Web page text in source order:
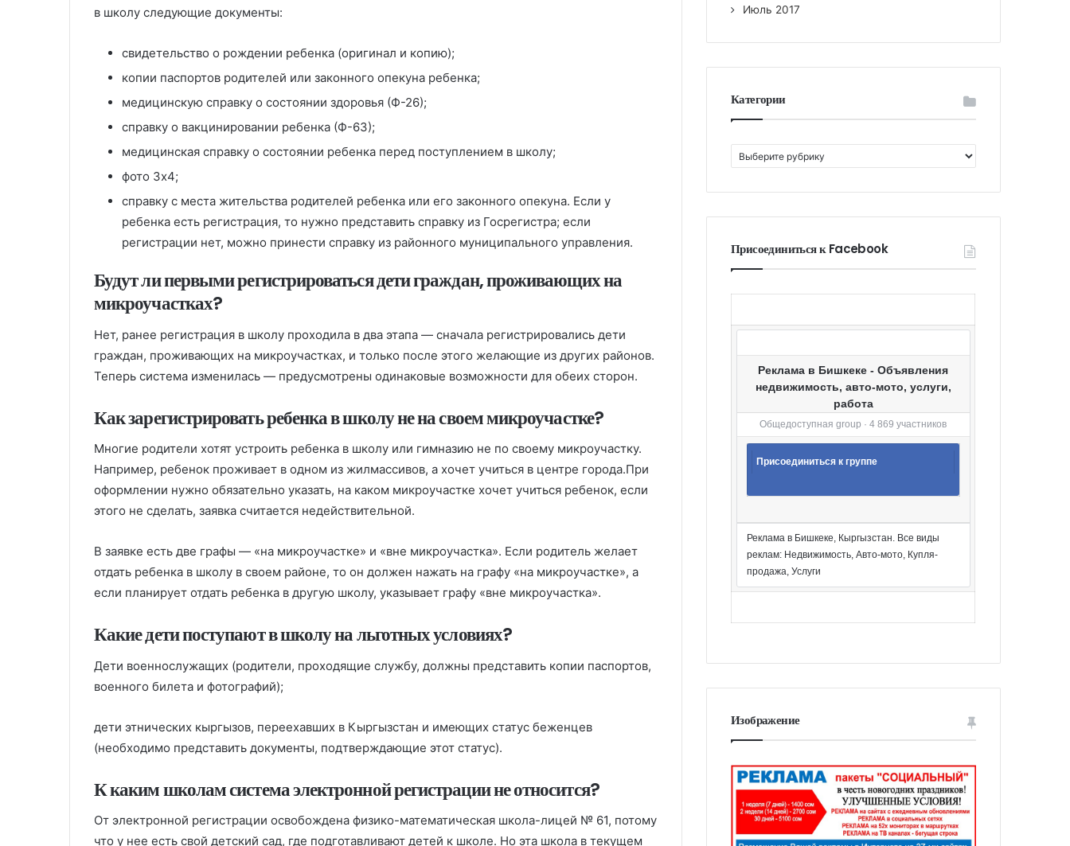
в школу следующие документы:
свидетельство о рождении ребенка (оригинал и копию);
копии паспортов родителей или законного опекуна ребенка;
медицинскую справку о состоянии здоровья (Ф-26);
справку о вакцинировании ребенка (Ф-63);
медицинская справку о состоянии ребенка перед поступлением в школу;
фото 3х4;
справку с места жительства родителей ребенка или его законного опекуна. Если у
ребенка есть регистрация, то нужно представить справку из Госрегистра; если
регистрации нет, можно принести справку из районного муниципального управления.
Будут ли первыми регистрироваться дети граждан, проживающих на
микроучастках?
Нет, ранее регистрация в школу проходила в два этапа — сначала регистрировались дети
граждан, проживающих на микроучастках, и только после этого желающие из других районов.
Теперь система изменилась — предусмотрены одинаковые возможности для обеих сторон.
Как зарегистрировать ребенка в школу не на своем микроучастке?
Многие родители хотят устроить ребенка в школу или гимназию не по своему микроучастку.
Например, ребенок проживает в одном из жилмассивов, а хочет учиться в центре города.При
оформлении нужно обязательно указать, на каком микроучастке хочет учиться ребенок, если
этого не сделать, заявка считается недействительной.
В заявке есть две графы — «на микроучастке» и «вне микроучастка». Если родитель желает
отдать ребенка в школу в своем районе, то он должен нажать на графу «на микроучастке», а
если планирует отдать ребенка в другую школу, указывает графу «вне микроучастка».
Какие дети поступают в школу на льготных условиях?
Дети военнослужащих (родители, проходящие службу, должны представить копии паспортов,
военного билета и фотографий);
дети этнических кыргызов, переехавших в Кыргызстан и имеющих статус беженцев
(необходимо представить документы, подтверждающие этот статус).
К каким школам система электронной регистрации не относится?
От электронной регистрации освобождена физико-математическая школа-лицей № 61, потому
что у нее есть свой детский сад, где подготавливают детей к школе. Но эта школа в текущем
Июль 2017
Категории
а
г
р
и
Присоединиться к Facebook
Реклама в Бишкеке - Объявления
недвижимость, авто-мото, услуги,
работа
Общедоступная group · 4 869 участников
Присоединиться к группе
Реклама в Бишкеке, Кыргызстан. Все виды
реклам: Недвижимость, Авто-мото, Купля-
продажа, Услуги
Изображение